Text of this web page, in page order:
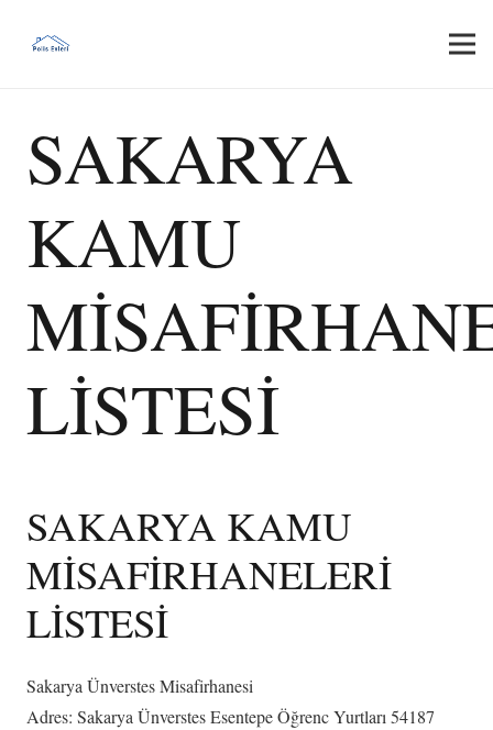
SAKARYA
KAMU
LİSTESİ
SAKARYA KAMU
MİSAFİRHANELERİ
LİSTESİ
Sakarya Ünverstes Misafirhanesi
Adres: Sakarya Ünverstes Esentepe Öğrenc Yurtları 54187